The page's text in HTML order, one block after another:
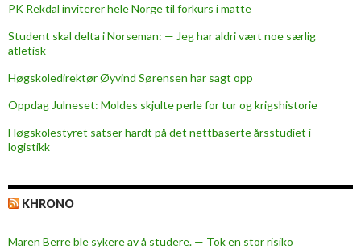
p
y
PK Rekdal inviterer hele Norge til forkurs i matte
Student skal delta i Norseman: — Jeg har aldri vært noe særlig
atletisk
Høgskoledirektør Øyvind Sørensen har sagt opp
Oppdag Julneset: Moldes skjulte perle for tur og krigshistorie
Høgskolestyret satser hardt på det nettbaserte årsstudiet i
logistikk
KHRONO
Maren Berre ble sykere av å studere. — Tok en stor risiko